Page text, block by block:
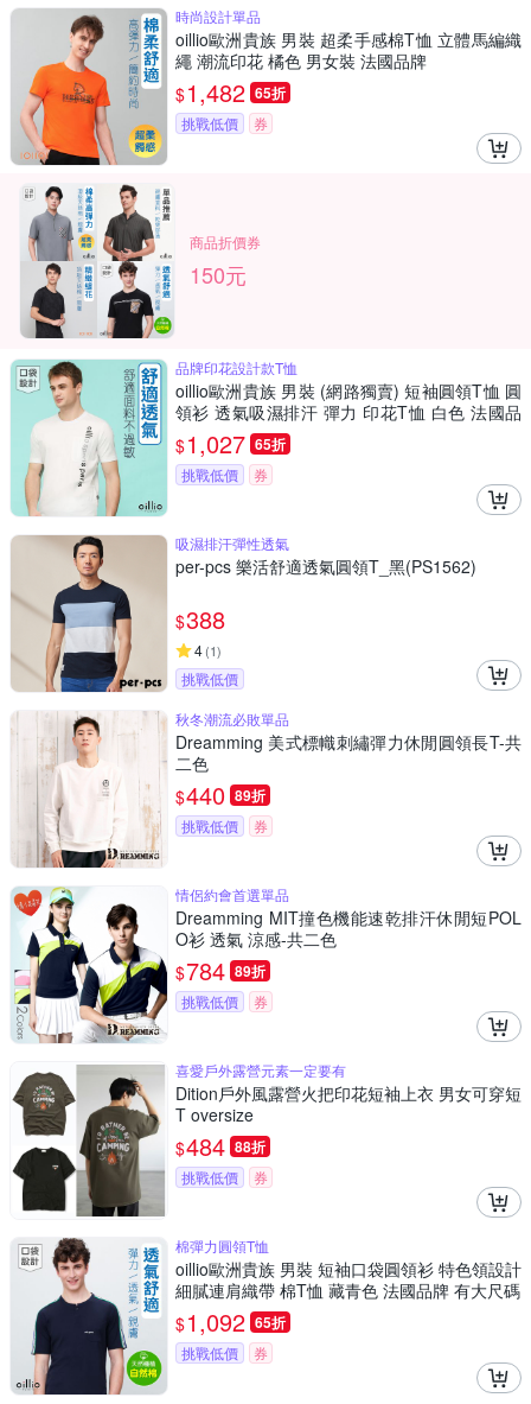
時尚設計單品
oillio歐洲貴族 男裝 超柔手感棉T恤 立體馬編織
繩 潮流印花 橘色 男女裝 法國品牌
$1,482 65折
挑戰低價 券
商品折價券
150元
品牌印花設計款T恤
oillio歐洲貴族 男裝 (網路獨賣) 短袖圓領T恤 圓
領衫 透氣吸濕排汗 彈力 印花T恤 白色 法國品
牌
$1,027 65折
挑戰低價 券
吸濕排汗彈性透氣
per-pcs 樂活舒適透氣圓領T_黑(PS1562)
$388
4(1)
挑戰低價
秋冬潮流必敗單品
Dreamming 美式標幟刺繡彈力休閒圓領長T-共
二色
$440 89折
挑戰低價 券
情侶約會首選單品
Dreamming MIT撞色機能速乾排汗休閒短POL
O衫 透氣 涼感-共二色
$784 89折
挑戰低價 券
喜愛戶外露營元素一定要有
Dition戶外風露營火把印花短袖上衣 男女可穿短
T oversize
$484 88折
挑戰低價 券
棉彈力圓領T恤
oillio歐洲貴族 男裝 短袖口袋圓領衫 特色領設計
細膩連肩織帶 棉T恤 藏青色 法國品牌 有大尺碼
$1,092 65折
挑戰低價 券